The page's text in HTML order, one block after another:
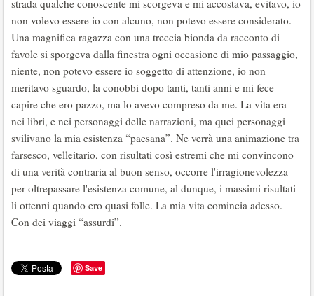
strada qualche conoscente mi scorgeva e mi accostava, evitavo, io
non volevo essere io con alcuno, non potevo essere considerato.
Una magnifica ragazza con una treccia bionda da racconto di
favole si sporgeva dalla finestra ogni occasione di mio passaggio,
niente, non potevo essere io soggetto di attenzione, io non
meritavo sguardo, la conobbi dopo tanti, tanti anni e mi fece
capire che ero pazzo, ma lo avevo compreso da me. La vita era
nei libri, e nei personaggi delle narrazioni, ma quei personaggi
svilivano la mia esistenza “paesana”. Ne verrà una animazione tra
farsesco, velleitario, con risultati così estremi che mi convincono
di una verità contraria al buon senso, occorre l'irragionevolezza
per oltrepassare l'esistenza comune, al dunque, i massimi risultati
li ottenni quando ero quasi folle. La mia vita comincia adesso.
Con dei viaggi “assurdi”.
Save